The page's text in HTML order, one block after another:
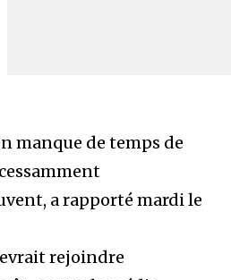
manque de temps de
a rapporté mardi le
rejoindre